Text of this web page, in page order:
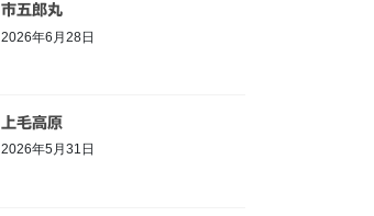
市五郎丸
2026年6月28日
上毛高原
2026年5月31日